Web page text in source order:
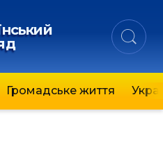
Громадське життя